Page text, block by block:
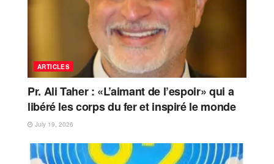
ARTICLES
Pr. Ali Taher : «L’aimant de l’espoir» qui a
libéré les corps du fer et inspiré le monde
July 19, 2026